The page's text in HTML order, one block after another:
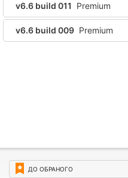
v6.6 build 011 Premium
v6.6 build 009 Premium
ДО ОБРАНОГО